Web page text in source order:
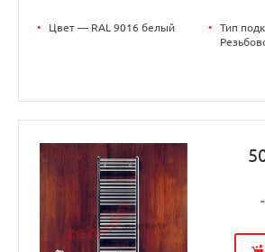
• Цвет — RAL 9016 белый •
Тип
-